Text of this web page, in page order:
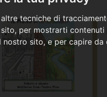
tecniche di
per mostrarti
sito, e per capire